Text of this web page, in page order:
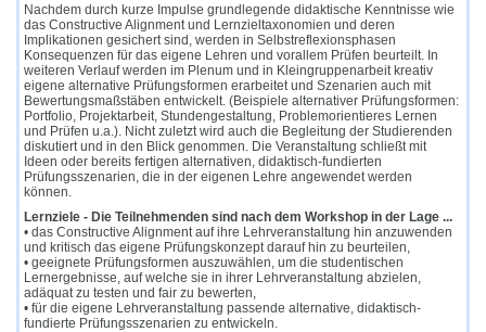
Nachdem durch kurze Impulse grundlegende didaktische Kenntnisse wie
das Constructive Alignment und Lernzieltaxonomien und deren
Implikationen gesichert sind, werden in Selbstreflexionsphasen
Konsequenzen für das eigene Lehren und vorallem Prüfen beurteilt. In
weiteren Verlauf werden im Plenum und in Kleingruppenarbeit kreativ
eigene alternative Prüfungsformen erarbeitet und Szenarien auch mit
Bewertungsmaßstäben entwickelt. (Beispiele alternativer Prüfungsformen:
Portfolio, Projektarbeit, Stundengestaltung, Problemorientieres Lernen
und Prüfen u.a.). Nicht zuletzt wird auch die Begleitung der Studierenden
diskutiert und in den Blick genommen. Die Veranstaltung schließt mit
Ideen oder bereits fertigen alternativen, didaktisch-fundierten
Prüfungsszenarien, die in der eigenen Lehre angewendet werden
können.
Lernziele - Die Teilnehmenden sind nach dem Workshop in der Lage ...
• das Constructive Alignment auf ihre Lehrveranstaltung hin anzuwenden
und kritisch das eigene Prüfungskonzept darauf hin zu beurteilen,
• geeignete Prüfungsformen auszuwählen, um die studentischen
Lernergebnisse, auf welche sie in ihrer Lehrveranstaltung abzielen,
adäquat zu testen und fair zu bewerten,
• für die eigene Lehrveranstaltung passende alternative, didaktisch-
fundierte Prüfungsszenarien zu entwickeln.